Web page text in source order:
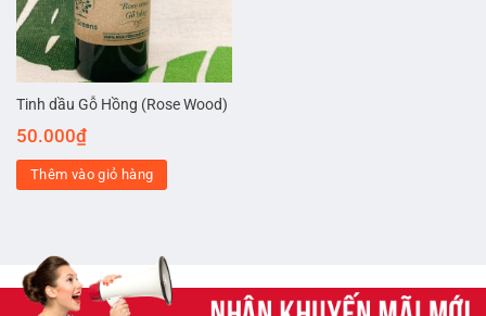
Tinh dầu Gỗ Hồng (Rose Wood)
50.000₫
Thêm vào giỏ hàng